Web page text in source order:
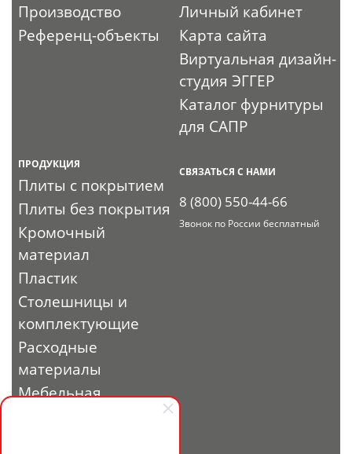
Производство
Референц-объекты
Личный кабинет
Карта сайта
Виртуальная дизайн-
студия ЭГГЕР
Каталог фурнитуры
для САПР
ПРОДУКЦИЯ
Плиты с покрытием
Плиты без покрытия
Кромочный
материал
Пластик
Столешницы и
комплектующие
Расходные
материалы
Мебельная
СВЯЗАТЬСЯ С НАМИ
8 (800) 550-44-66
Звонок по России бесплатный